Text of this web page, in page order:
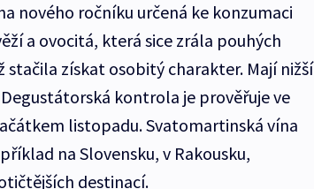
nového ročníku určená ke konzumaci
a ovocitá, která sice zrála pouhých
získat osobitý charakter. Mají nižší
kontrola je prověřuje ve
listopadu. Svatomartinská vína
na Slovensku, v Rakousku,
destinací.